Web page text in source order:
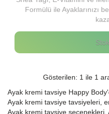
Formülü ile Ayaklarınızı
Gösterilen: 1 ile 1
Ayak kremi tavsiye Happy
Ayak kremi tavsiye tavsiyeleri,
Ayak kremi tavsiye seçenekleri,